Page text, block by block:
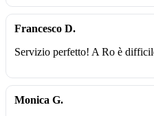
Francesco D.
Servizio perfetto! A Ro è
Monica G.